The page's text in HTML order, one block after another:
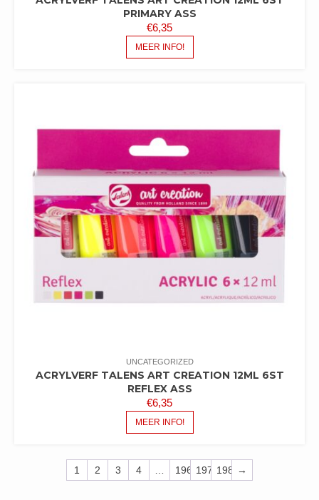
PRIMARY ASS
€6,35
MEER INFO!
UNCATEGORIZED
ACRYLVERF TALENS ART CREATION 12ML 6ST
REFLEX ASS
€6,35
MEER INFO!
1 2 3 4 … 196 197 198 →